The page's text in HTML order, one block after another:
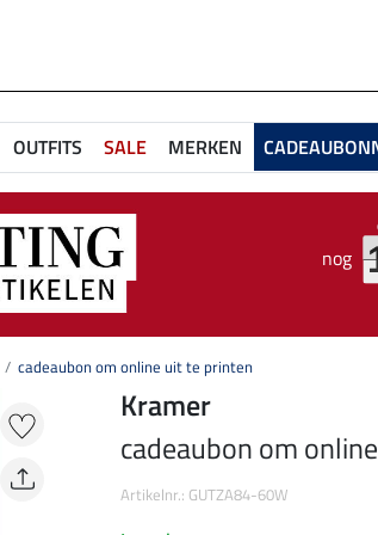
OUTFITS SALE MERKEN
nog
cadeaubon om online uit te printen
Kramer
cadeaubon om
Artikelnr.: GUTZA84-60W